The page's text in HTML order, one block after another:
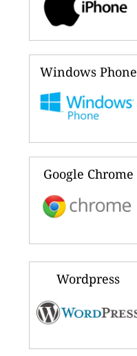
Windows Phone
Google Chrome
Wordpress